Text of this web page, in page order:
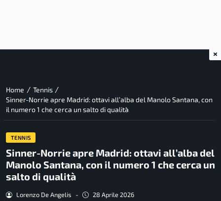
Home / Tennis /
Sinner-Norrie apre Madrid: ottavi all’alba del Manolo Santana, con
il numero 1 che cerca un salto di qualità
TENNIS
Sinner-Norrie apre Madrid: ottavi all’alba del
Manolo Santana, con il numero 1 che cerca un
salto di qualità
Lorenzo De Angelis - 28 Aprile 2026
×